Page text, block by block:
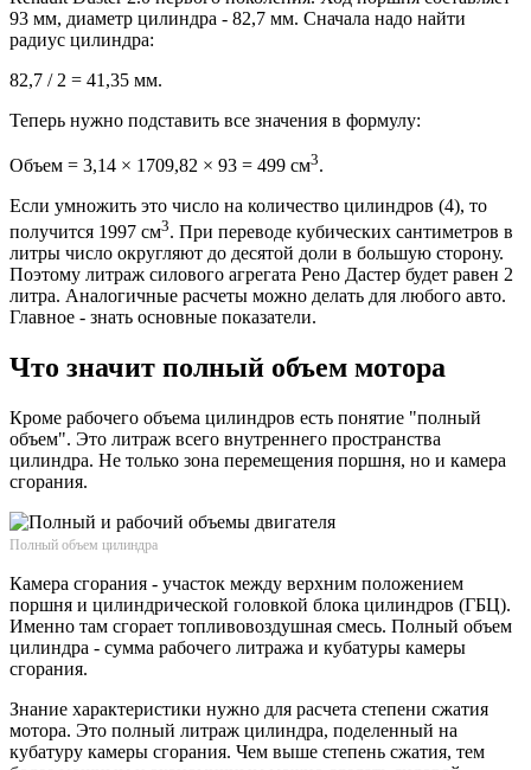
93 мм, диаметр цилиндра - 82,7 мм. Сначала надо найти
радиус цилиндра:
82,7 / 2 = 41,35 мм.
Теперь нужно подставить все значения в формулу:
Объем = 3,14 × 1709,82 × 93 = 499 см3.
Если умножить это число на количество цилиндров (4), то
получится 1997 см3. При переводе кубических сантиметров в
литры число округляют до десятой доли в большую сторону.
Поэтому литраж силового агрегата Рено Дастер будет равен 2
литра. Аналогичные расчеты можно делать для любого авто.
Главное - знать основные показатели.
Что значит полный объем мотора
Кроме рабочего объема цилиндров есть понятие "полный
объем". Это литраж всего внутреннего пространства
цилиндра. Не только зона перемещения поршня, но и камера
сгорания.
Полный объем цилиндра
Камера сгорания - участок между верхним положением
поршня и цилиндрической головкой блока цилиндров (ГБЦ).
Именно там сгорает топливовоздушная смесь. Полный объем
цилиндра - сумма рабочего литража и кубатуры камеры
сгорания.
Знание характеристики нужно для расчета степени сжатия
мотора. Это полный литраж цилиндра, поделенный на
кубатуру камеры сгорания. Чем выше степень сжатия, тем